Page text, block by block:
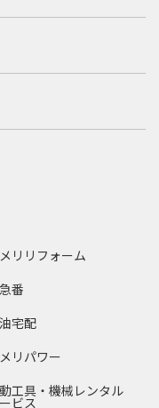
リリフォーム
番
宅配
リパワー
工具・機械レンタル
ビス